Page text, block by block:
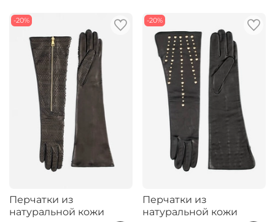
-20%
Перчатки из
натуральной кожи
-20%
Перчатки из
натуральной кожи